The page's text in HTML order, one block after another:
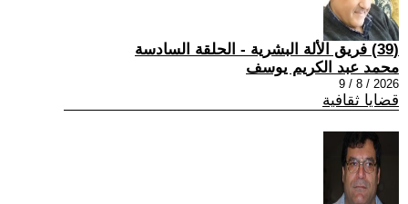
(39) فريق الألة البشرية - الحلقة السادسة
محمد عبد الكريم يوسف
2026 / 8 / 9
قضايا ثقافية